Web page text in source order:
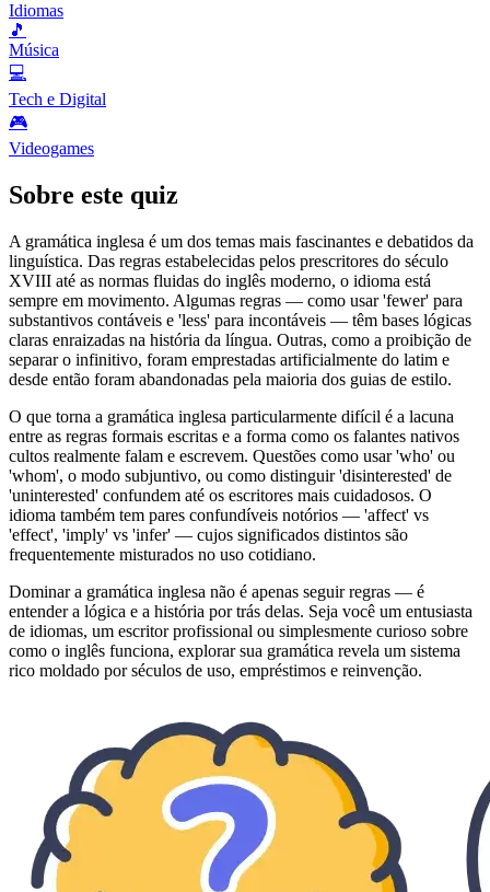
Idiomas
🎵
Música
💻
Tech e Digital
🎮
Videogames
Sobre este quiz
A gramática inglesa é um dos temas mais fascinantes e debatidos da
linguística. Das regras estabelecidas pelos prescritores do século
XVIII até as normas fluidas do inglês moderno, o idioma está
sempre em movimento. Algumas regras — como usar 'fewer' para
substantivos contáveis e 'less' para incontáveis — têm bases lógicas
claras enraizadas na história da língua. Outras, como a proibição de
separar o infinitivo, foram emprestadas artificialmente do latim e
desde então foram abandonadas pela maioria dos guias de estilo.
O que torna a gramática inglesa particularmente difícil é a lacuna
entre as regras formais escritas e a forma como os falantes nativos
cultos realmente falam e escrevem. Questões como usar 'who' ou
'whom', o modo subjuntivo, ou como distinguir 'disinterested' de
'uninterested' confundem até os escritores mais cuidadosos. O
idioma também tem pares confundíveis notórios — 'affect' vs
'effect', 'imply' vs 'infer' — cujos significados distintos são
frequentemente misturados no uso cotidiano.
Dominar a gramática inglesa não é apenas seguir regras — é
entender a lógica e a história por trás delas. Seja você um entusiasta
de idiomas, um escritor profissional ou simplesmente curioso sobre
como o inglês funciona, explorar sua gramática revela um sistema
rico moldado por séculos de uso, empréstimos e reinvenção.